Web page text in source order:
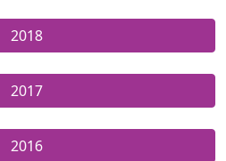
2018
2017
2016